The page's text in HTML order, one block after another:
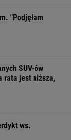
"Podjęłam
SUV-ów
rata jest niższa,
ws.